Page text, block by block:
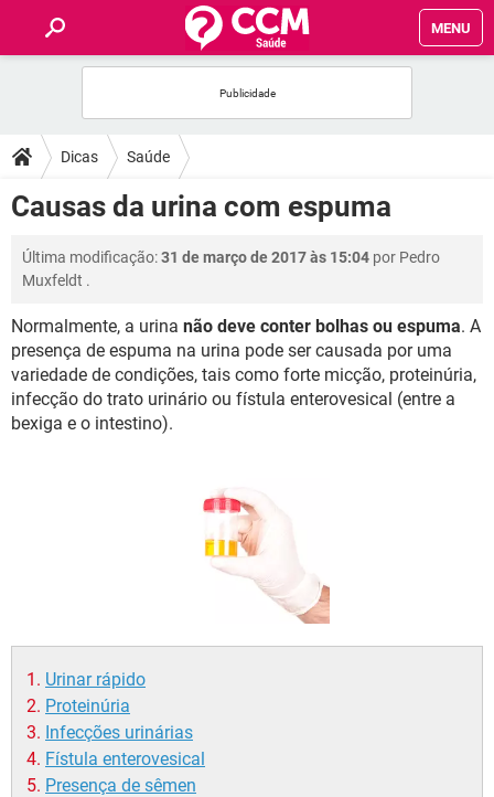
MENU
FÓRUM
SAÚDE
FAMÍLIA
BEM-ESTAR
SEXUALIDADE
Dicas Saúde
Causas da urina com espuma
Última modificação:31 de março de 2017 às 15:04 por Pedro
Muxfeldt .
Normalmente, a urina não deve conter bolhas ou espuma. A
presença de espuma na urina pode ser causada por uma
variedade de condições, tais como forte micção, proteinúria,
infecção do trato urinário ou fístula enterovesical (entre a
bexiga e o intestino).
Urinar rápido
Proteinúria
Infecções urinárias
Fístula enterovesical
Presença de sêmen